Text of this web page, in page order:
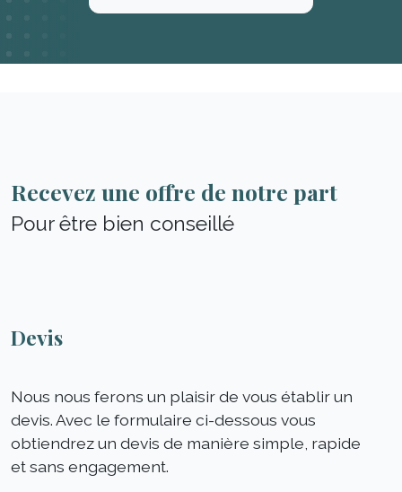
Recevez une offre de notre part
Pour être bien conseillé
Devis
Nous nous ferons un plaisir de vous établir un
devis. Avec le formulaire ci-dessous vous
obtiendrez un devis de manière simple, rapide
et sans engagement.